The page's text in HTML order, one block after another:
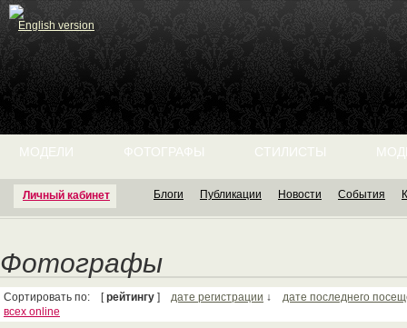
English version
Личный кабинет
МОДЕЛИ ФОТОГРАФЫ СТИЛИСТЫ
Блоги Публикации Новости События
Фотографы
Сортировать по: [рейтингу ] дате регистрации ↓ дате последнего
всех online